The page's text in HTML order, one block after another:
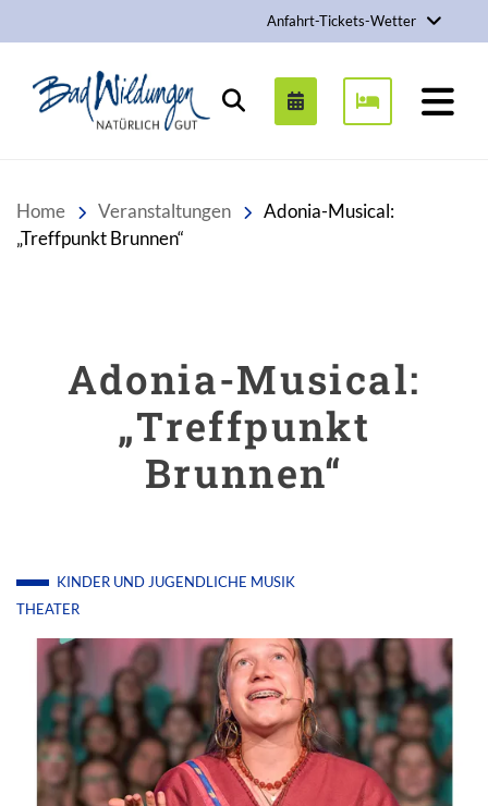
Anfahrt-Tickets-Wetter
Stadt Bad Wildungen
Suchen
Home Veranstaltungen
Adonia-Musical:
„Treffpunkt Brunnen“
Adonia-Musical:
„Treffpunkt
Brunnen“
KINDER UND JUGENDLICHE MUSIK
THEATER